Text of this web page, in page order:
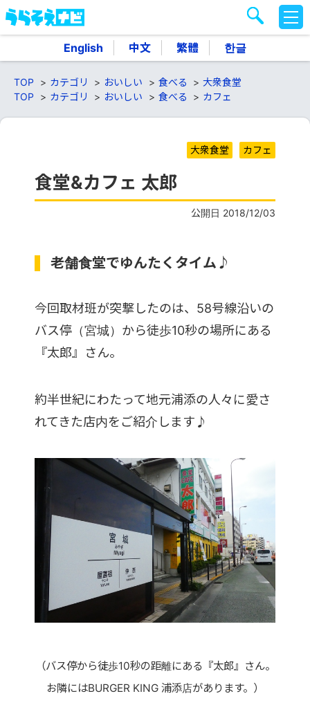
English 中文 繁體 한글
M
E
TOP カテゴリ おいしい 食べる
大衆食堂
TOP
カテゴリ おいしい 食べる カフェ
大衆食堂 カフェ
食堂&カフェ 太郎
公開日 2018/12/03
老舗食堂でゆんたくタイム♪
今回取材班が突撃したのは、58号線沿いの
バス停（宮城）から徒歩10秒の場所にある
『太郎』さん。
約半世紀にわたって地元浦添の人々に愛さ
れてきた店内をご紹介します♪
（バス停から徒歩10秒の距離にある『太郎』さん。
お隣にはBURGER KING 浦添店があります。）